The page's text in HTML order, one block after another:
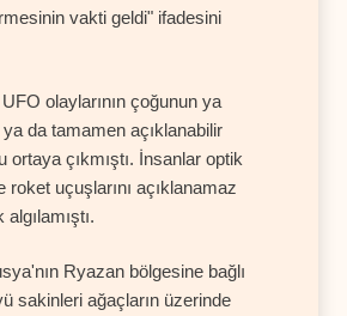
vakti geldi" ifadesini
olaylarının çoğunun ya
da tamamen açıklanabilir
ortaya çıkmıştı. İnsanlar optik
roket uçuşlarını açıklanamaz
Ryazan bölgesine bağlı
sakinleri ağaçların üzerinde